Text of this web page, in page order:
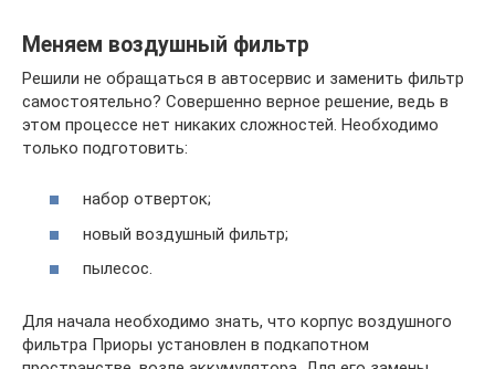
Меняем воздушный фильтр
Решили не обращаться в автосервис и заменить фильтр
самостоятельно? Совершенно верное решение, ведь в
этом процессе нет никаких сложностей. Необходимо
только подготовить:
набор отверток;
новый воздушный фильтр;
пылесос.
Для начала необходимо знать, что корпус воздушного
фильтра Приоры установлен в подкапотном